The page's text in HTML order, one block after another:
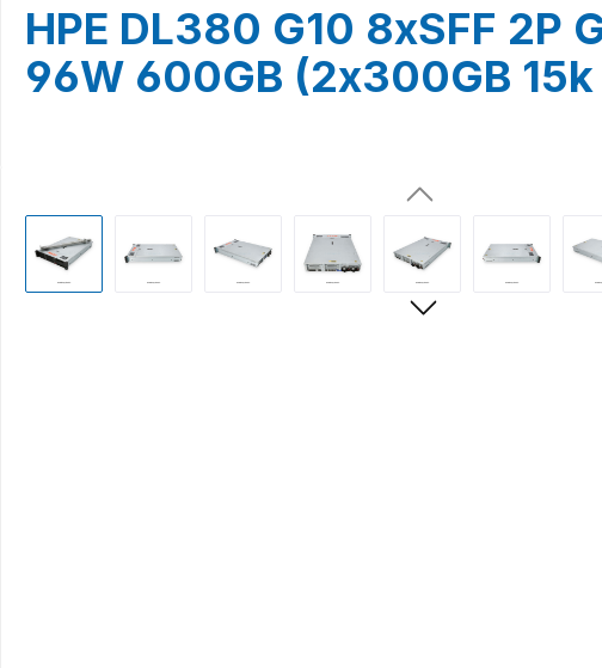
HPE DL380 G10 8xSFF 2P
96W 600GB (2x300GB